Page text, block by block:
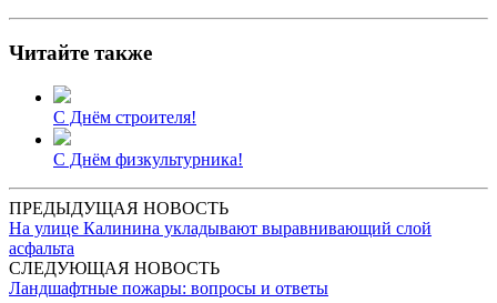
Читайте также
С Днём строителя!
С Днём физкультурника!
ПРЕДЫДУЩАЯ НОВОСТЬ
На улице Калинина укладывают выравнивающий слой
асфальта
СЛЕДУЮЩАЯ НОВОСТЬ
Ландшафтные пожары: вопросы и ответы